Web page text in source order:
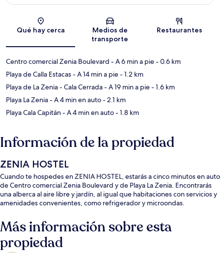
Sección del mapa
Qué hay cerca
Medios de
transporte
Restaurantes
Centro comercial Zenia Boulevard - A 6 min a pie- 0.6 km
Playa de Calla Estacas- A 14 min a pie- 1.2 km
Playa de La Zenia - Cala Cerrada- A 19 min a pie- 1.6 km
Playa La Zenia- A 4 min en auto- 2.1 km
Playa Cala Capitán- A 4 min en auto- 1.8 km
Información de la propiedad
ZENIA HOSTEL
Cuando te hospedes en ZENIA HOSTEL, estarás a cinco minutos en auto
de Centro comercial Zenia Boulevard y de Playa La Zenia. Encontrarás
una alberca al aire libre y jardín, al igual que habitaciones con servicios y
amenidades convenientes, como refrigerador y microondas.
Más información sobre esta
propiedad